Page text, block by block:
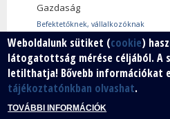
Gazdaság
Befektetőknek, vállalkozóknak
Használtcikk piac
Márkáink
Szabad vállalkozói zóna
Vállalkozók
Weboldalunk sütiket (cookie)
látogatottság mérése céljából. A
letilthatja! Bővebb információkat
tájékoztatónkban olvashat.
TOVÁBBI INFORMÁCIÓK